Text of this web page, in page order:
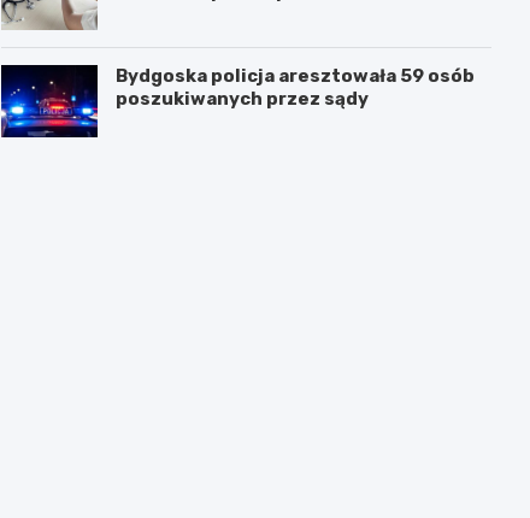
Bydgoska policja aresztowała 59 osób
poszukiwanych przez sądy